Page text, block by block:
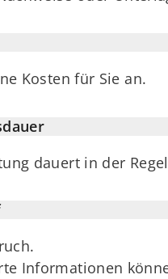
Kosten für Sie an.
dauert in der
Informationen